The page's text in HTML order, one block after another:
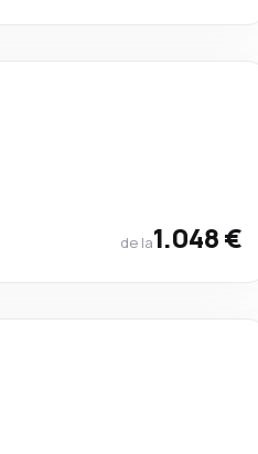
de la1.048 €